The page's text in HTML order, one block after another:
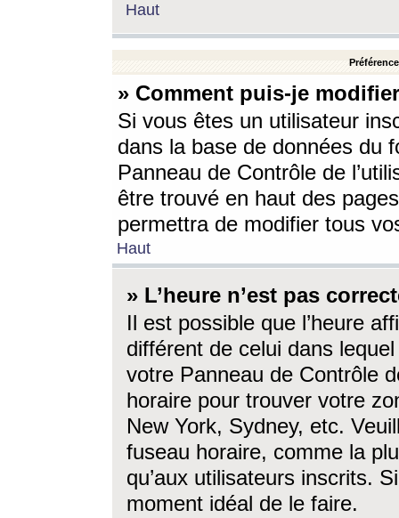
Haut
» Comment puis-je
Si vous êtes un utilisateur
dans la base de données du
Panneau de Contrôle de
être trouvé en haut des
permettra de modifier tous
Haut
» L’heure n’est pas
Il est possible que l’heure
différent de celui dans
votre Panneau de Contrôle
horaire pour trouver votre
New York, Sydney, etc.
fuseau horaire, comme la
qu’aux utilisateurs inscrits.
moment idéal de le faire.